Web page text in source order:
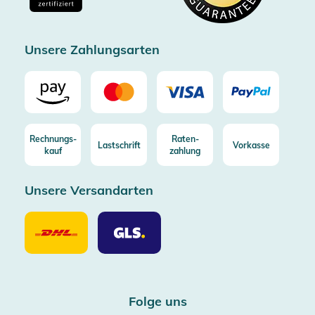
Unsere Zahlungsarten
Rechnungs-
kauf
Lastschrift
Raten-
zahlung
Vorkasse
Unsere Versandarten
Unsere
Versandarten
DHL
Unsere
Versandarten
GLS
Folge uns